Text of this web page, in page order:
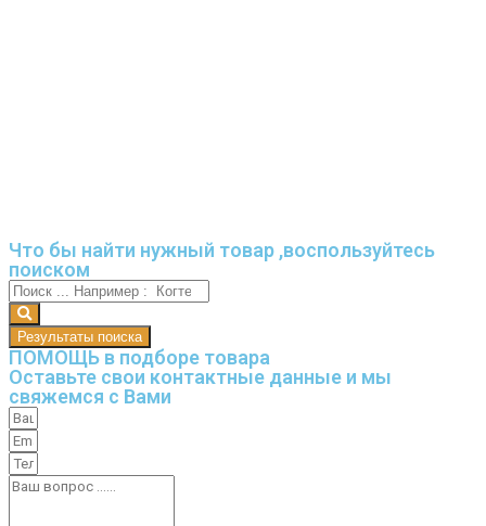
Что бы найти нужный товар ,воспользуйтесь
поиском
Результаты поиска
ПОМОЩЬ в подборе товара
Оставьте свои контактные данные и мы
свяжемся с Вами